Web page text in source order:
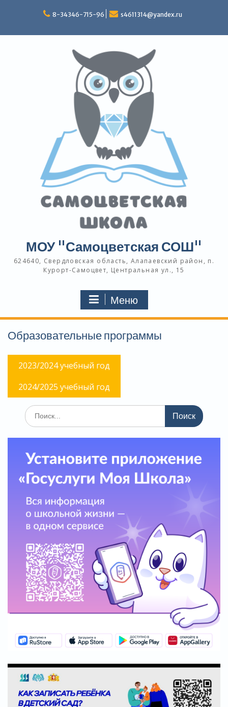
8-34346-715-96 s4611314@yandex.ru
МОУ "Самоцветская СОШ"
624640, Свердловская область, Алапаевский район, п.
Курорт-Самоцвет, Центральная ул., 15
Меню
Образовательные программы
2023/2024 учебный год
2024/2025 учебный год
Поиск
по: